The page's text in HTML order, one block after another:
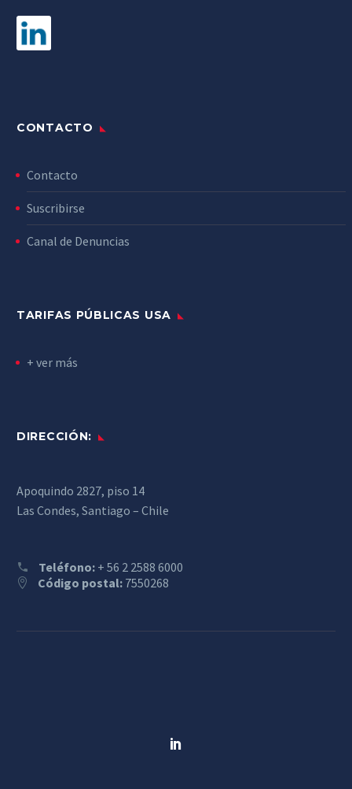
CONTACTO
Contacto
Suscribirse
Canal de Denuncias
TARIFAS PÚBLICAS USA
+ ver más
DIRECCIÓN:
Apoquindo 2827, piso 14
Las Condes, Santiago – Chile
Teléfono: + 56 2 2588 6000
Código postal: 7550268